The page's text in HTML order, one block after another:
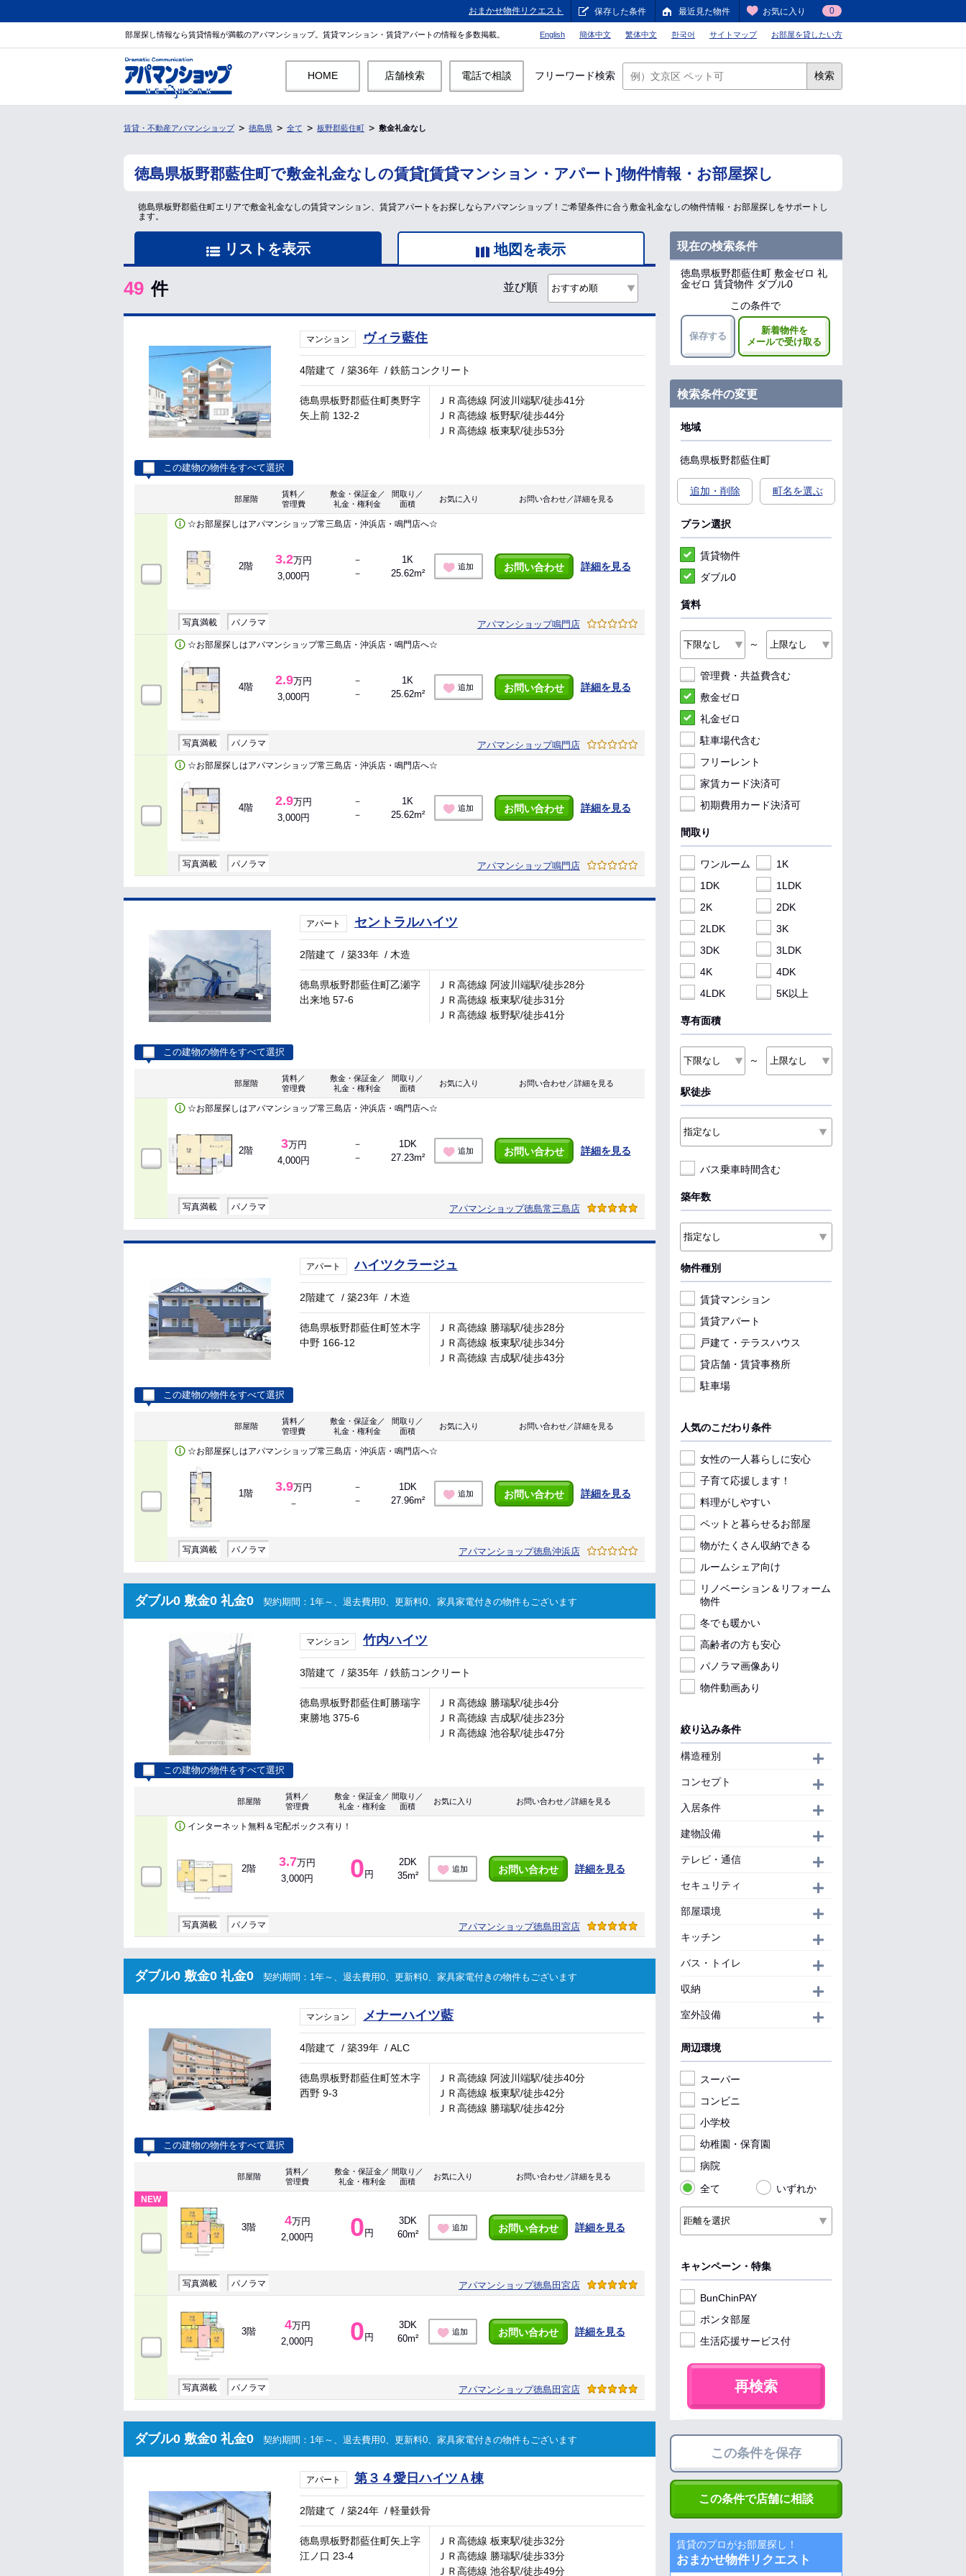
おまかせ物件リクエスト 保存した条件 最近見た物件 お気に入り 0
部屋探し情報なら賃貸情報が満載のアパマンショップ。賃貸マンション・賃貸アパートの情報を多数掲載。 English 簡体中文 繁体中文 한국어 サイトマップ お部屋を貸したい方
HOME 店舗検索 電話で相談 フリーワード検索 検索
賃貸・不動産アパマンショップ 徳島県 全て 板野郡藍住町 敷金礼金なし
徳島県板野郡藍住町で敷金礼金なしの賃貸[賃貸マンション・アパート]物件情報・お部屋探し
徳島県板野郡藍住町エリアで敷金礼金なしの賃貸マンション、賃貸アパートをお探しならアパマンショップ！ご希望条件に合う敷金礼金なしの物件情報・お部屋探しをサポートし
ます。
リストを表示 地図を表示
49 件 並び順
マンション ヴィラ藍住
4階建て /築36年 /鉄筋コンクリート
徳島県板野郡藍住町奥野字
矢上前 132-2
ＪＲ高徳線 阿波川端駅/徒歩41分
ＪＲ高徳線 板野駅/徒歩44分
ＪＲ高徳線 板東駅/徒歩53分
この建物の物件をすべて選択
部屋階
賃料／
管理費
敷金・保証金／
礼金・権利金
間取り／
面積
お気に入り お問い合わせ／詳細を見る
☆お部屋探しはアパマンショップ常三島店・沖浜店・鳴門店へ☆
2階 3.2万円
3,000円
－
－
1K
25.62m²
追加 お問い合わせ 詳細を見る
写真満載 パノラマ アパマンショップ鳴門店
☆お部屋探しはアパマンショップ常三島店・沖浜店・鳴門店へ☆
4階 2.9万円
3,000円
－
－
1K
25.62m²
追加 お問い合わせ 詳細を見る
写真満載 パノラマ アパマンショップ鳴門店
☆お部屋探しはアパマンショップ常三島店・沖浜店・鳴門店へ☆
4階 2.9万円
3,000円
－
－
1K
25.62m²
追加 お問い合わせ 詳細を見る
写真満載 パノラマ アパマンショップ鳴門店
アパート セントラルハイツ
2階建て /築33年 / 木造
徳島県板野郡藍住町乙瀬字
出来地 57-6
ＪＲ高徳線 阿波川端駅/徒歩28分
ＪＲ高徳線 板東駅/徒歩31分
ＪＲ高徳線 板野駅/徒歩41分
この建物の物件をすべて選択
部屋階
賃料／
管理費
敷金・保証金／
礼金・権利金
間取り／
面積
お気に入り お問い合わせ／詳細を見る
☆お部屋探しはアパマンショップ常三島店・沖浜店・鳴門店へ☆
2階 3万円
4,000円
－
－
1DK
27.23m²
追加 お問い合わせ 詳細を見る
写真満載 パノラマ アパマンショップ徳島常三島店
アパート ハイツクラージュ
2階建て /築23年 / 木造
徳島県板野郡藍住町笠木字
中野 166-12
ＪＲ高徳線 勝瑞駅/徒歩28分
ＪＲ高徳線 板東駅/徒歩34分
ＪＲ高徳線 吉成駅/徒歩43分
この建物の物件をすべて選択
部屋階
賃料／
管理費
敷金・保証金／
礼金・権利金
間取り／
面積
お気に入り お問い合わせ／詳細を見る
☆お部屋探しはアパマンショップ常三島店・沖浜店・鳴門店へ☆
1階 3.9万円
－
－
－
1DK
27.96m²
追加 お問い合わせ 詳細を見る
写真満載 パノラマ アパマンショップ徳島沖浜店
ダブル0 敷金0 礼金0 契約期間：1年～、退去費用0、更新料0、家具家電付きの物件もございます
マンション 竹内ハイツ
3階建て /築35年 /鉄筋コンクリート
徳島県板野郡藍住町勝瑞字
東勝地 375-6
ＪＲ高徳線 勝瑞駅/徒歩4分
ＪＲ高徳線 吉成駅/徒歩23分
ＪＲ高徳線 池谷駅/徒歩47分
この建物の物件をすべて選択
部屋階
賃料／
管理費
敷金・保証金／
礼金・権利金
間取り／
面積
お気に入り お問い合わせ／詳細を見る
インターネット無料＆宅配ボックス有り！
2階 3.7万円
3,000円
0 円
2DK
35m²
追加 お問い合わせ 詳細を見る
写真満載 パノラマ アパマンショップ徳島田宮店
ダブル0 敷金0 礼金0 契約期間：1年～、退去費用0、更新料0、家具家電付きの物件もございます
マンション メナーハイツ藍
4階建て /築39年 /ALC
徳島県板野郡藍住町笠木字
西野 9-3
ＪＲ高徳線 阿波川端駅/徒歩40分
ＪＲ高徳線 板東駅/徒歩42分
ＪＲ高徳線 勝瑞駅/徒歩42分
この建物の物件をすべて選択
部屋階
賃料／
管理費
敷金・保証金／
礼金・権利金
間取り／
面積
お気に入り お問い合わせ／詳細を見る
NEW
3階 4万円
2,000円
0 円
3DK
60m²
追加 お問い合わせ 詳細を見る
写真満載 パノラマ アパマンショップ徳島田宮店
3階 4万円
2,000円
0 円
3DK
60m²
追加 お問い合わせ 詳細を見る
写真満載 パノラマ アパマンショップ徳島田宮店
ダブル0 敷金0 礼金0 契約期間：1年～、退去費用0、更新料0、家具家電付きの物件もございます
アパート 第３４愛日ハイツＡ棟
2階建て /築24年 /軽量鉄骨
徳島県板野郡藍住町矢上字
江ノ口 23-4
ＪＲ高徳線 板東駅/徒歩32分
ＪＲ高徳線 勝瑞駅/徒歩33分
ＪＲ高徳線 池谷駅/徒歩49分
現在の検索条件
徳島県板野郡藍住町 敷金ゼロ 礼
金ゼロ 賃貸物件 ダブル0
この条件で
保存する
新着物件を
メールで受け取る
検索条件の変更
地域
徳島県板野郡藍住町
追加・削除 町名を選ぶ
プラン選択
賃貸物件
ダブル0
賃料
～
管理費・共益費含む
敷金ゼロ
礼金ゼロ
駐車場代含む
フリーレント
家賃カード決済可
初期費用カード決済可
間取り
ワンルーム
1K
1DK
1LDK
2K
2DK
2LDK
3K
3DK
3LDK
4K
4DK
4LDK
5K以上
専有面積
～
駅徒歩
バス乗車時間含む
築年数
物件種別
賃貸マンション
賃貸アパート
戸建て・テラスハウス
貸店舗・賃貸事務所
駐車場
人気のこだわり条件
女性の一人暮らしに安心
子育て応援します！
料理がしやすい
ペットと暮らせるお部屋
物がたくさん収納できる
ルームシェア向け
リノベーション＆リフォーム
物件
冬でも暖かい
高齢者の方も安心
パノラマ画像あり
物件動画あり
絞り込み条件
構造種別
コンセプト
入居条件
建物設備
テレビ・通信
セキュリティ
部屋環境
キッチン
バス・トイレ
収納
室外設備
周辺環境
スーパー
コンビニ
小学校
幼稚園・保育園
病院
全て
いずれか
キャンペーン・特集
BunChinPAY
ポンタ部屋
生活応援サービス付
再検索
この条件を保存
この条件で店舗に相談
賃貸のプロがお部屋探し！
おまかせ物件リクエスト